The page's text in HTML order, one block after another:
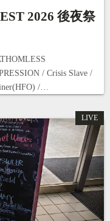
2026 後夜祭
/ Crisis Slave /
/…
LIVE